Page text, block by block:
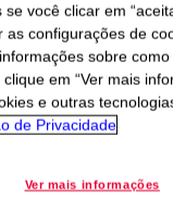
IE-2404
em
à base de
de umidade e
você clicar em
as configurações de
sobre
em “Ver mais
e outras
de Privacidade
Ver mais informações